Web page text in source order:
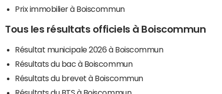
Prix immobilier à Boiscommun
Tous les résultats officiels à Boiscommun
Résultat municipale 2026 à Boiscommun
Résultats du bac à Boiscommun
Résultats du brevet à Boiscommun